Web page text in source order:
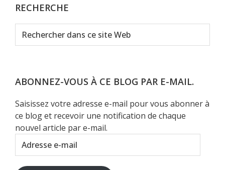
RECHERCHE
Rechercher
dans
Web
ABONNEZ-VOUS À CE BLOG PAR E-MAIL.
Saisissez votre adresse e-mail pour vous abonner à
ce blog et recevoir une notification de chaque
nouvel article par e-mail.
Adresse
e-
mail